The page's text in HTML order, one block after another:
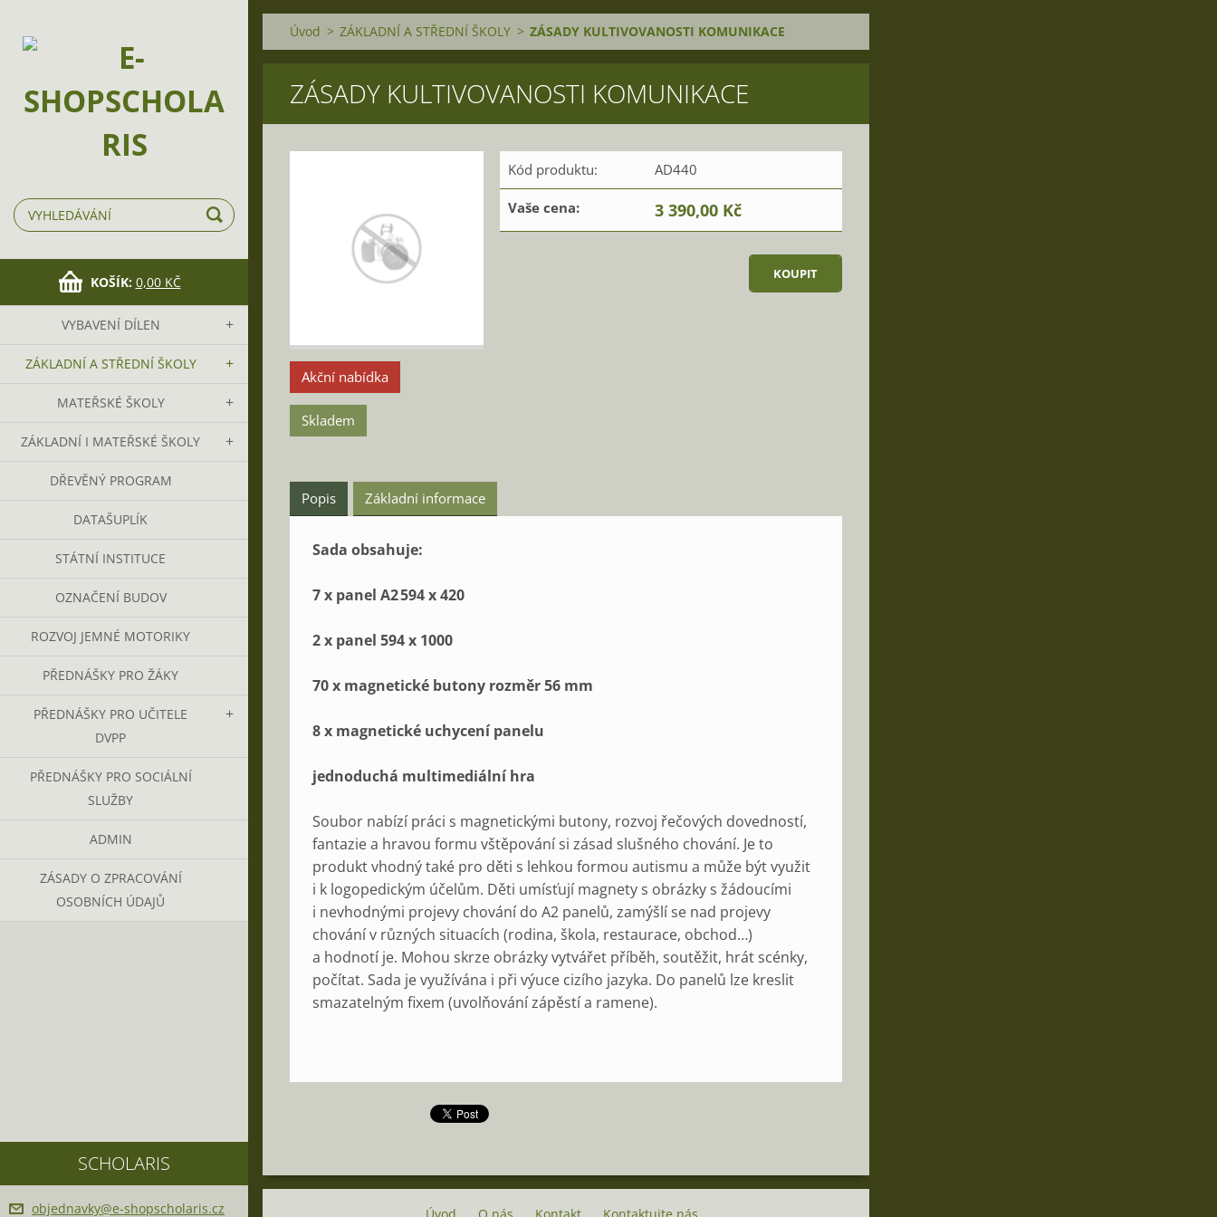
KOŠÍK: 0,00 KČ
VYBAVENÍ DÍLEN
ZÁKLADNÍ A STŘEDNÍ ŠKOLY
MATEŘSKÉ ŠKOLY
ZÁKLADNÍ I MATEŘSKÉ ŠKOLY
DŘEVĚNÝ PROGRAM
DATAŠUPLÍK
STÁTNÍ INSTITUCE
OZNAČENÍ BUDOV
ROZVOJ JEMNÉ MOTORIKY
PŘEDNÁŠKY PRO ŽÁKY
PŘEDNÁŠKY PRO UČITELE
DVPP
PŘEDNÁŠKY PRO SOCIÁLNÍ
SLUŽBY
ADMIN
ZÁSADY O ZPRACOVÁNÍ
OSOBNÍCH ÚDAJŮ
SCHOLARIS
objednavky@e-shopscholaris.cz
Úvod > ZÁKLADNÍ A STŘEDNÍ ŠKOLY > ZÁSADY KULTIVOVANOSTI KOMUNIKACE
ZÁSADY KULTIVOVANOSTI KOMUNIKACE
Akční nabídka
Skladem
Kód produktu: AD440
Vaše cena: 3 390,00 Kč
Popis Základní informace
Sada obsahuje:
7x panel A2594x420
2x panel 594x 1000
70x magnetické butony rozměr56 mm
8x magnetické uchycení panelu
jednoduchá multimediální hra
Soubor nabízí práci s magnetickými butony, rozvoj řečových dovedností,
fantaziea hravou formu vštěpování si zásad slušného chování. Jeto
produktvhodnýtaké pro děti s lehkou formou autismu a může býtvyužit
i k logopedickým účelům. Děti umísťují magnety s obrázky s žádoucími
i nevhodnými projevy chování do A2 panelů, zamýšlí se nad projevy
chovánív různých situacích (rodina, škola, restaurace, obchod…)
a hodnotí je. Mohou skrze obrázkyvytvářet příběh, soutěžit, hrát scénky,
počítat. Sada jevyužívána i při výuce cizího jazyka. Do panelů lze kreslit
smazatelným fixem (uvolňovánízápěstía ramene).
Úvod O nás Kontakt Kontaktujte nás